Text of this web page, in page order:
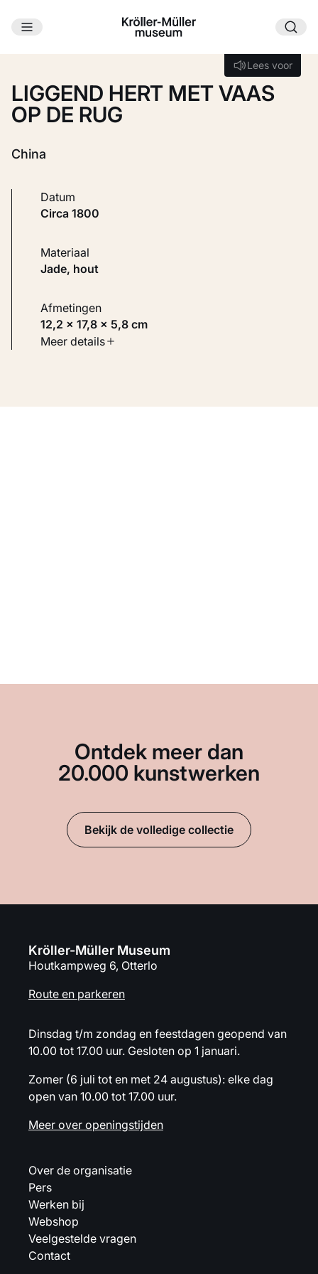
Ga naar hoofdinhoud
Lees voor
Lees voor
LIGGEND HERT MET VAAS
OP DE RUG
China
Datum
circa 1800
Materiaal
Jade, hout
Afmetingen
12,2 × 17,8 × 5,8 cm
Soort werk
Meer details
Ontdek meer dan
20.000 kunstwerken
Bekijk de volledige collectie
Kröller-Müller Museum
Houtkampweg 6, Otterlo
Route en parkeren
Dinsdag t/m zondag en feestdagen geopend van
10.00 tot 17.00 uur. Gesloten op 1 januari.
Zomer (6 juli tot en met 24 augustus): elke dag
open van 10.00 tot 17.00 uur.
Meer over openingstijden
Over de organisatie
Pers
Werken bij
Webshop
Veelgestelde vragen
Contact